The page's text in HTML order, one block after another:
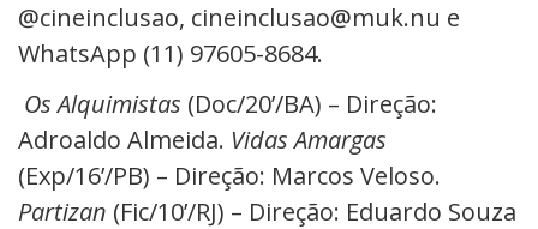
@cineinclusao, cineinclusao@muk.nu e
WhatsApp (11) 97605-8684.
Os Alquimistas (Doc/20’/BA) – Direção:
Adroaldo Almeida. Vidas Amargas
(Exp/16’/PB) – Direção: Marcos Veloso.
Partizan (Fic/10’/RJ) – Direção: Eduardo Souza